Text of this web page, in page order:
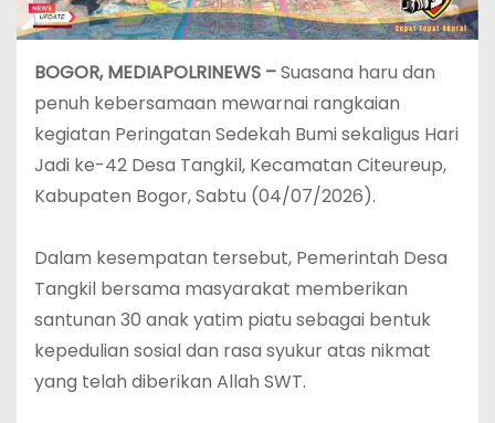
BOGOR, MEDIAPOLRINEWS –Suasana haru dan
penuh kebersamaan mewarnai rangkaian
kegiatan Peringatan Sedekah Bumi sekaligus Hari
Jadi ke-42 Desa Tangkil, Kecamatan Citeureup,
Kabupaten Bogor, Sabtu (04/07/2026).
‎Dalam kesempatan tersebut, Pemerintah Desa
Tangkil bersama masyarakat memberikan
santunan 30 anak yatim piatu sebagai bentuk
kepedulian sosial dan rasa syukur atas nikmat
yang telah diberikan Allah SWT.